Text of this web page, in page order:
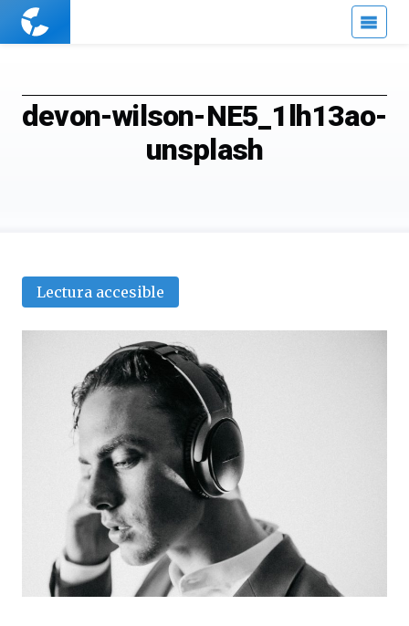
Cuaderno
devon-wilson-NE5_1lh13ao-
unsplash
Lectura accesible